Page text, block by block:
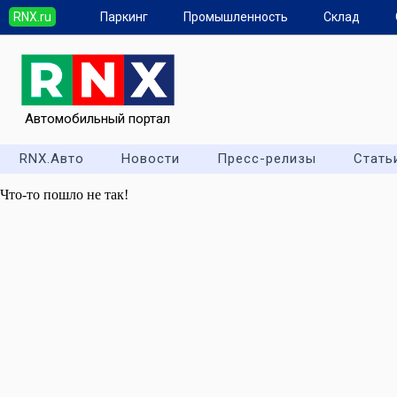
RNX.ru Паркинг Промышленность Склад
Автомобильный портал
RNX.Авто Новости Пресс-релизы
Что-то пошло не так!